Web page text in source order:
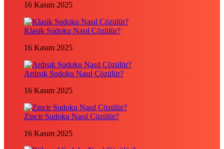
16 Kasım 2025
Klasik Sudoku Nasıl Çözülür?
16 Kasım 2025
Ardışık Sudoku Nasıl Çözülür?
16 Kasım 2025
Zincir Sudoku Nasıl Çözülür?
16 Kasım 2025